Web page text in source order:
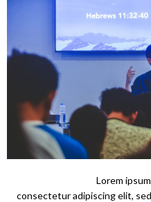
Lorem
consectetur adipiscing elit,